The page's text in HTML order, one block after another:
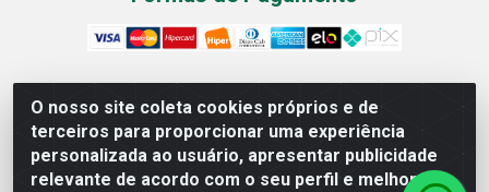
O nosso site coleta cookies próprios e de
terceiros para proporcionar uma experiência
personalizada ao usuário, apresentar publicidade
relevante de acordo com o seu perfil e melhorar a
Cofer Importadora e Distribuidora LTDA - Avenida
Progresso, 1829, Letra D - Centro Industrial, Carmo do
Cajuru/MG - CEP: 35.557-000 - 03.064.064/0001-44